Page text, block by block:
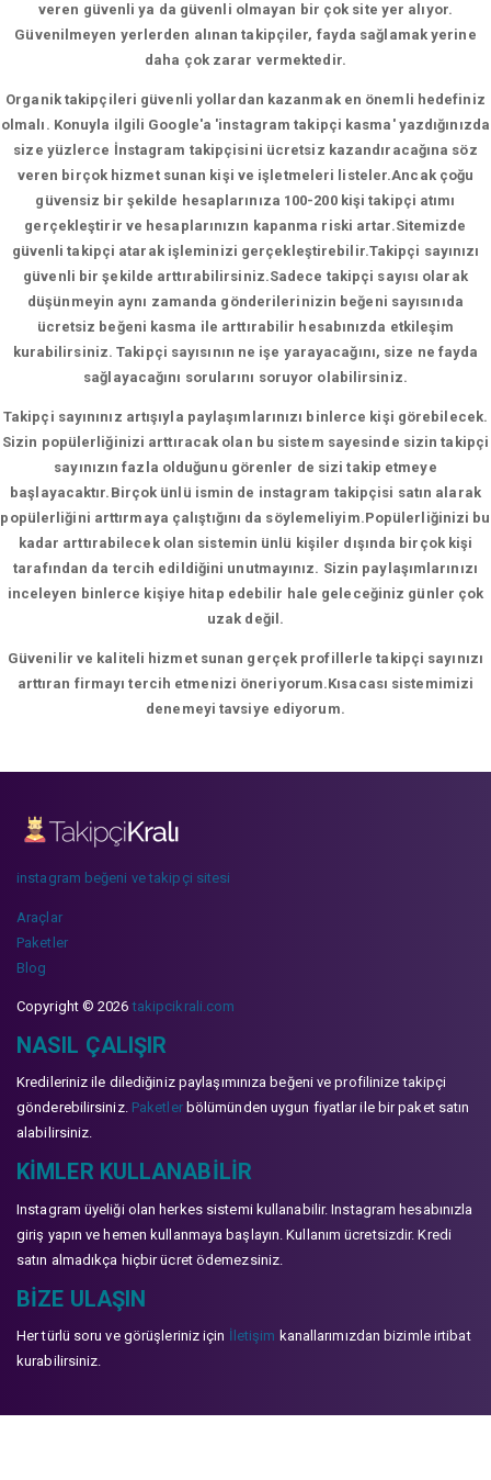
veren güvenli ya da güvenli olmayan bir çok site yer alıyor.
Güvenilmeyen yerlerden alınan takipçiler, fayda sağlamak yerine
daha çok zarar vermektedir.
Organik takipçileri güvenli yollardan kazanmak en önemli hedefiniz
olmalı. Konuyla ilgili Google'a 'instagram takipçi kasma' yazdığınızda
size yüzlerce İnstagram takipçisini ücretsiz kazandıracağına söz
veren birçok hizmet sunan kişi ve işletmeleri listeler.Ancak çoğu
güvensiz bir şekilde hesaplarınıza 100-200 kişi takipçi atımı
gerçekleştirir ve hesaplarınızın kapanma riski artar.Sitemizde
güvenli takipçi atarak işleminizi gerçekleştirebilir.Takipçi sayınızı
güvenli bir şekilde arttırabilirsiniz.Sadece takipçi sayısı olarak
düşünmeyin aynı zamanda gönderilerinizin beğeni sayısınıda
ücretsiz beğeni kasma ile arttırabilir hesabınızda etkileşim
kurabilirsiniz. Takipçi sayısının ne işe yarayacağını, size ne fayda
sağlayacağını sorularını soruyor olabilirsiniz.
Takipçi sayınınız artışıyla paylaşımlarınızı binlerce kişi görebilecek.
Sizin popülerliğinizi arttıracak olan bu sistem sayesinde sizin takipçi
sayınızın fazla olduğunu görenler de sizi takip etmeye
başlayacaktır.Birçok ünlü ismin de instagram takipçisi satın alarak
popülerliğini arttırmaya çalıştığını da söylemeliyim.Popülerliğinizi bu
kadar arttırabilecek olan sistemin ünlü kişiler dışında birçok kişi
tarafından da tercih edildiğini unutmayınız. Sizin paylaşımlarınızı
inceleyen binlerce kişiye hitap edebilir hale geleceğiniz günler çok
uzak değil.
Güvenilir ve kaliteli hizmet sunan gerçek profillerle takipçi sayınızı
arttıran firmayı tercih etmenizi öneriyorum.Kısacası sistemimizi
denemeyi tavsiye ediyorum.
instagram beğeni ve takipçi sitesi
Araçlar
Paketler
Blog
Copyright © 2026takipcikrali.com
NASIL ÇALIŞIR
Kredileriniz ile dilediğiniz paylaşımınıza beğeni ve profilinize takipçi
gönderebilirsiniz. Paketlerbölümünden uygun fiyatlar ile bir paket satın
alabilirsiniz.
KIMLER KULLANABILIR
Instagram üyeliği olan herkes sistemi kullanabilir. Instagram hesabınızla
giriş yapın ve hemen kullanmaya başlayın. Kullanım ücretsizdir. Kredi
satın almadıkça hiçbir ücret ödemezsiniz.
BIZE ULAŞIN
Her türlü soru ve görüşleriniz için İletişim kanallarımızdan bizimle irtibat
kurabilirsiniz.